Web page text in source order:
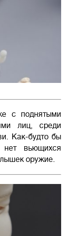
с поднятыми
лиц, среди
Как-будто бы
вьющихся
оружие.